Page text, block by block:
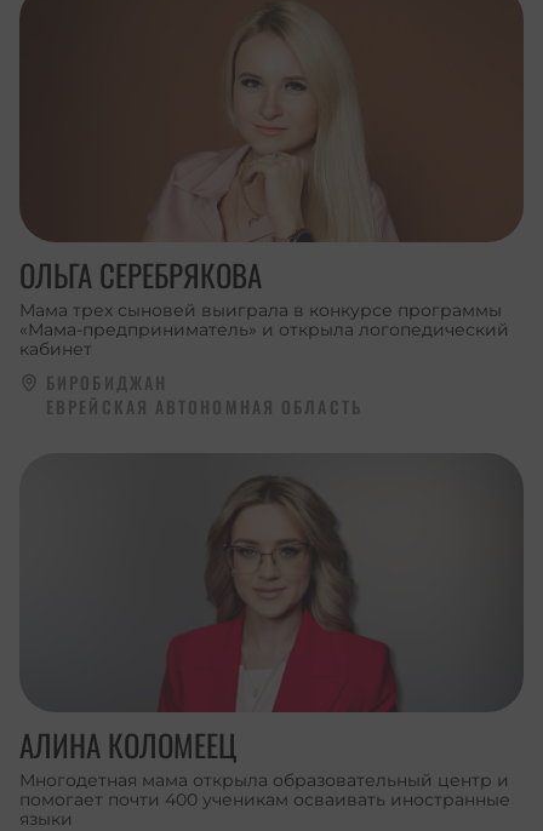
ОЛЬГА СЕРЕБРЯКОВА
Мама трех сыновей выиграла в конкурсе программы
«Мама-предприниматель» и открыла логопедический
кабинет
БИРОБИДЖАН
ЕВРЕЙСКАЯ АВТОНОМНАЯ ОБЛАСТЬ
АЛИНА КОЛОМЕЕЦ
Многодетная мама открыла образовательный центр и
помогает почти 400 ученикам осваивать иностранные
языки